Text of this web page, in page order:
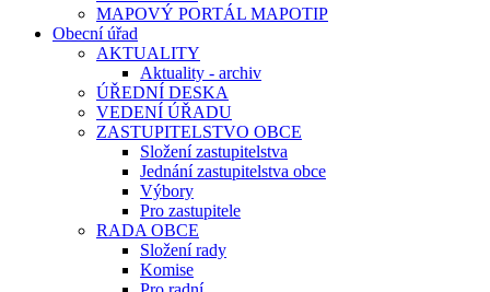
MAPOVÝ PORTÁL MAPOTIP
Obecní úřad
AKTUALITY
Aktuality - archiv
ÚŘEDNÍ DESKA
VEDENÍ ÚŘADU
ZASTUPITELSTVO OBCE
Složení zastupitelstva
Jednání zastupitelstva obce
Výbory
Pro zastupitele
RADA OBCE
Složení rady
Komise